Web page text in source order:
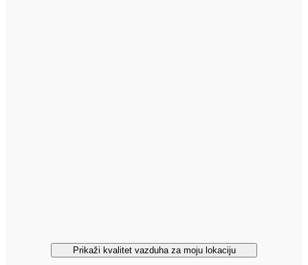
Prikaži kvalitet vazduha za moju lokaciju